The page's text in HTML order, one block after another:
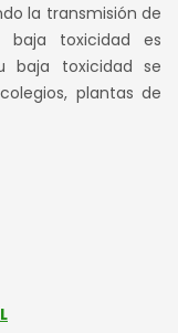
la transmisión de
baja toxicidad es
baja toxicidad se
plantas de